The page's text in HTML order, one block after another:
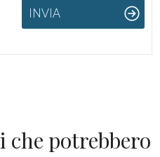
INVIA
potrebbero